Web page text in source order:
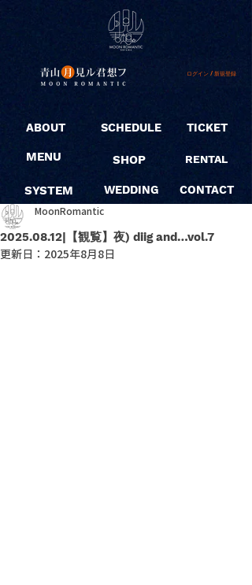
ログイン / 新規登録
ABOUT
MENU
SYSTEM
SCHEDULE
SHOP
WEDDING
TICKET
RENTAL
CONTACT
2025.08.12|【観覧】夜) diig and…vol.7
MoonRomantic
更新日： 2025年8月8日